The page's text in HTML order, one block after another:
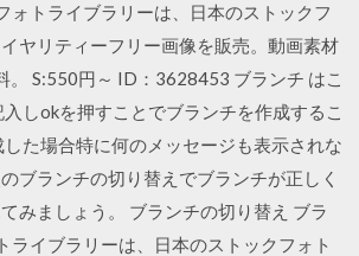
ォトライブラリーは、日本のストックフ
ヤリティーフリー画像を販売。動画素材
。 S:550円～ ID：3628453 ブランチ はこ
しokを押すことでブランチを作成するこ
た場合特に何のメッセージも表示されな
ブランチの切り替えでブランチが正しく
みましょう。 ブランチの切り替え ブラ
ライブラリーは、日本のストックフォト